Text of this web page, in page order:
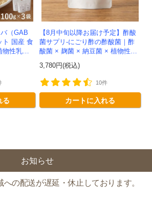
（GAB
ト 国産 食
性乳酸
る
【8月中旬以降お届け予定】酢酸
菌サプリ-にごり酢の酢酸菌｜酢
酸菌 × 麹菌 × 納豆菌 × 植物性乳
ま屋-【送料無料】*メ...
3,780円(税込)
10件
カートに入れる
お知らせ
の配送が遅延・休止しております。